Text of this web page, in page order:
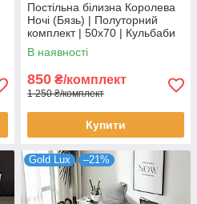
Постільна білизна Королева
Ночі (Бязь) | Полуторний
комплект | 50х70 | Кульбаби
на сірому
В наявності
850 ₴/комплект
1 250 ₴/комплект
Купити
Gold Lux –21%